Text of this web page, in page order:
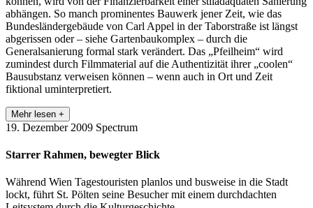
abhängen. So manch prominentes Bauwerk jener Zeit, wie das
Bundesländergebäude von Carl Appel in der Taborstraße ist längst
abgerissen oder – siehe Gartenbaukomplex – durch die
Generalsanierung formal stark verändert. Das „Pfeilheim“ wird
zumindest durch Filmmaterial auf die Authentizität ihrer „coolen“
Bausubstanz verweisen können – wenn auch in Ort und Zeit
fiktional uminterpretiert.
Mehr lesen +
19. Dezember 2009 Spectrum
Starrer Rahmen, bewegter Blick
Während Wien Tagestouristen planlos und busweise in die Stadt
lockt, führt St. Pölten seine Besucher mit einem durchdachten